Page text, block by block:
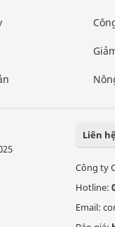
Liên
Công ty
Hotline:
Email: